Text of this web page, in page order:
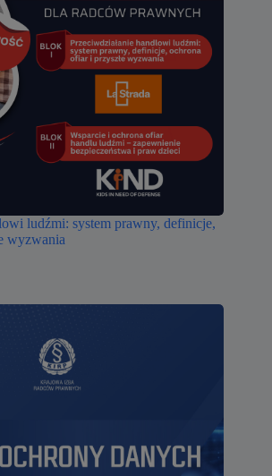
ludźmi: system prawny, definicje,
wyzwania